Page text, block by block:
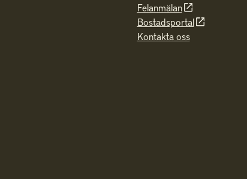
Felanmälan
Bostadsportal
Kontakta oss